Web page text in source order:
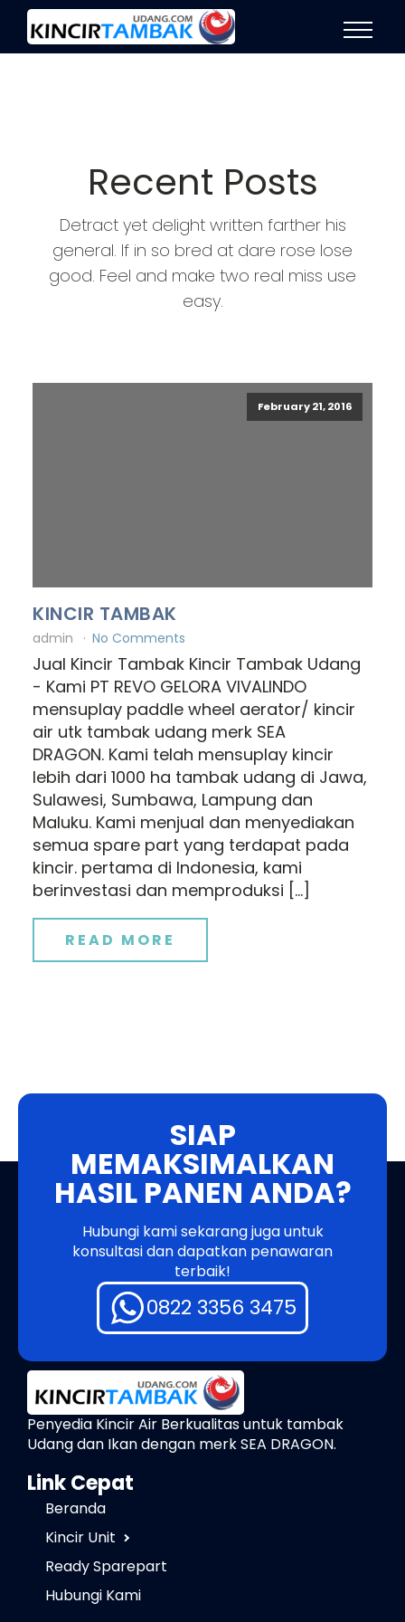
Recent Posts
Detract yet delight written farther his
general. If in so bred at dare rose lose
good. Feel and make two real miss use
easy.
February 21, 2016
KINCIR TAMBAK
admin No Comments
Jual Kincir Tambak Kincir Tambak Udang
- Kami PT REVO GELORA VIVALINDO
mensuplay paddle wheel aerator/ kincir
air utk tambak udang merk SEA
DRAGON. Kami telah mensuplay kincir
lebih dari 1000 ha tambak udang di Jawa,
Sulawesi, Sumbawa, Lampung dan
Maluku. Kami menjual dan menyediakan
semua spare part yang terdapat pada
kincir. pertama di Indonesia, kami
berinvestasi dan memproduksi […]
READ MORE
SIAP
MEMAKSIMALKAN
HASIL PANEN ANDA?
Hubungi kami sekarang juga untuk
konsultasi dan dapatkan penawaran
terbaik!
0822 3356 3475
Penyedia Kincir Air Berkualitas untuk tambak
Udang dan Ikan dengan merk SEA DRAGON.
Link Cepat
Beranda
Kincir Unit
Ready Sparepart
Hubungi Kami